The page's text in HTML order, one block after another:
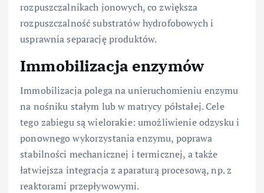
rozpuszczalnikach jonowych, co zwiększa
rozpuszczalność substratów hydrofobowych i
usprawnia separację produktów.
Immobilizacja enzymów
Immobilizacja polega na unieruchomieniu enzymu
na nośniku stałym lub w matrycy półstałej. Cele
tego zabiegu są wielorakie: umożliwienie odzysku i
ponownego wykorzystania enzymu, poprawa
stabilności mechanicznej i termicznej, a także
łatwiejsza integracja z aparaturą procesową, np. z
reaktorami przepływowymi.